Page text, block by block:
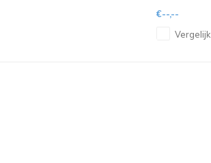
€--,--
Vergelijk